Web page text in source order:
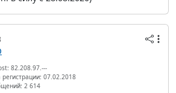
82.208.97.---
регистрации: 07.02.2018
2 614